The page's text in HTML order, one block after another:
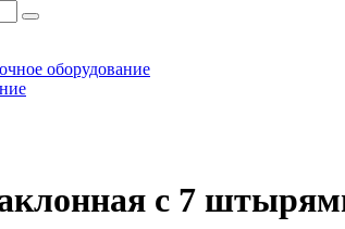
оборудование
с 7